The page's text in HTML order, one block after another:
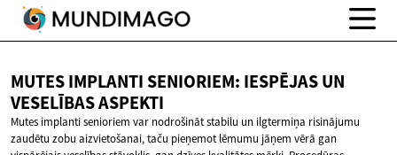
MUTES IMPLANTI SENIORIEM: IESPĒJAS UN
VESELĪBAS ASPEKTI
Mutes implanti senioriem var nodrošināt stabilu un ilgtermiņa risinājumu
zaudētu zobu aizvietošanai, taču pieņemot lēmumu jāņem vērā gan